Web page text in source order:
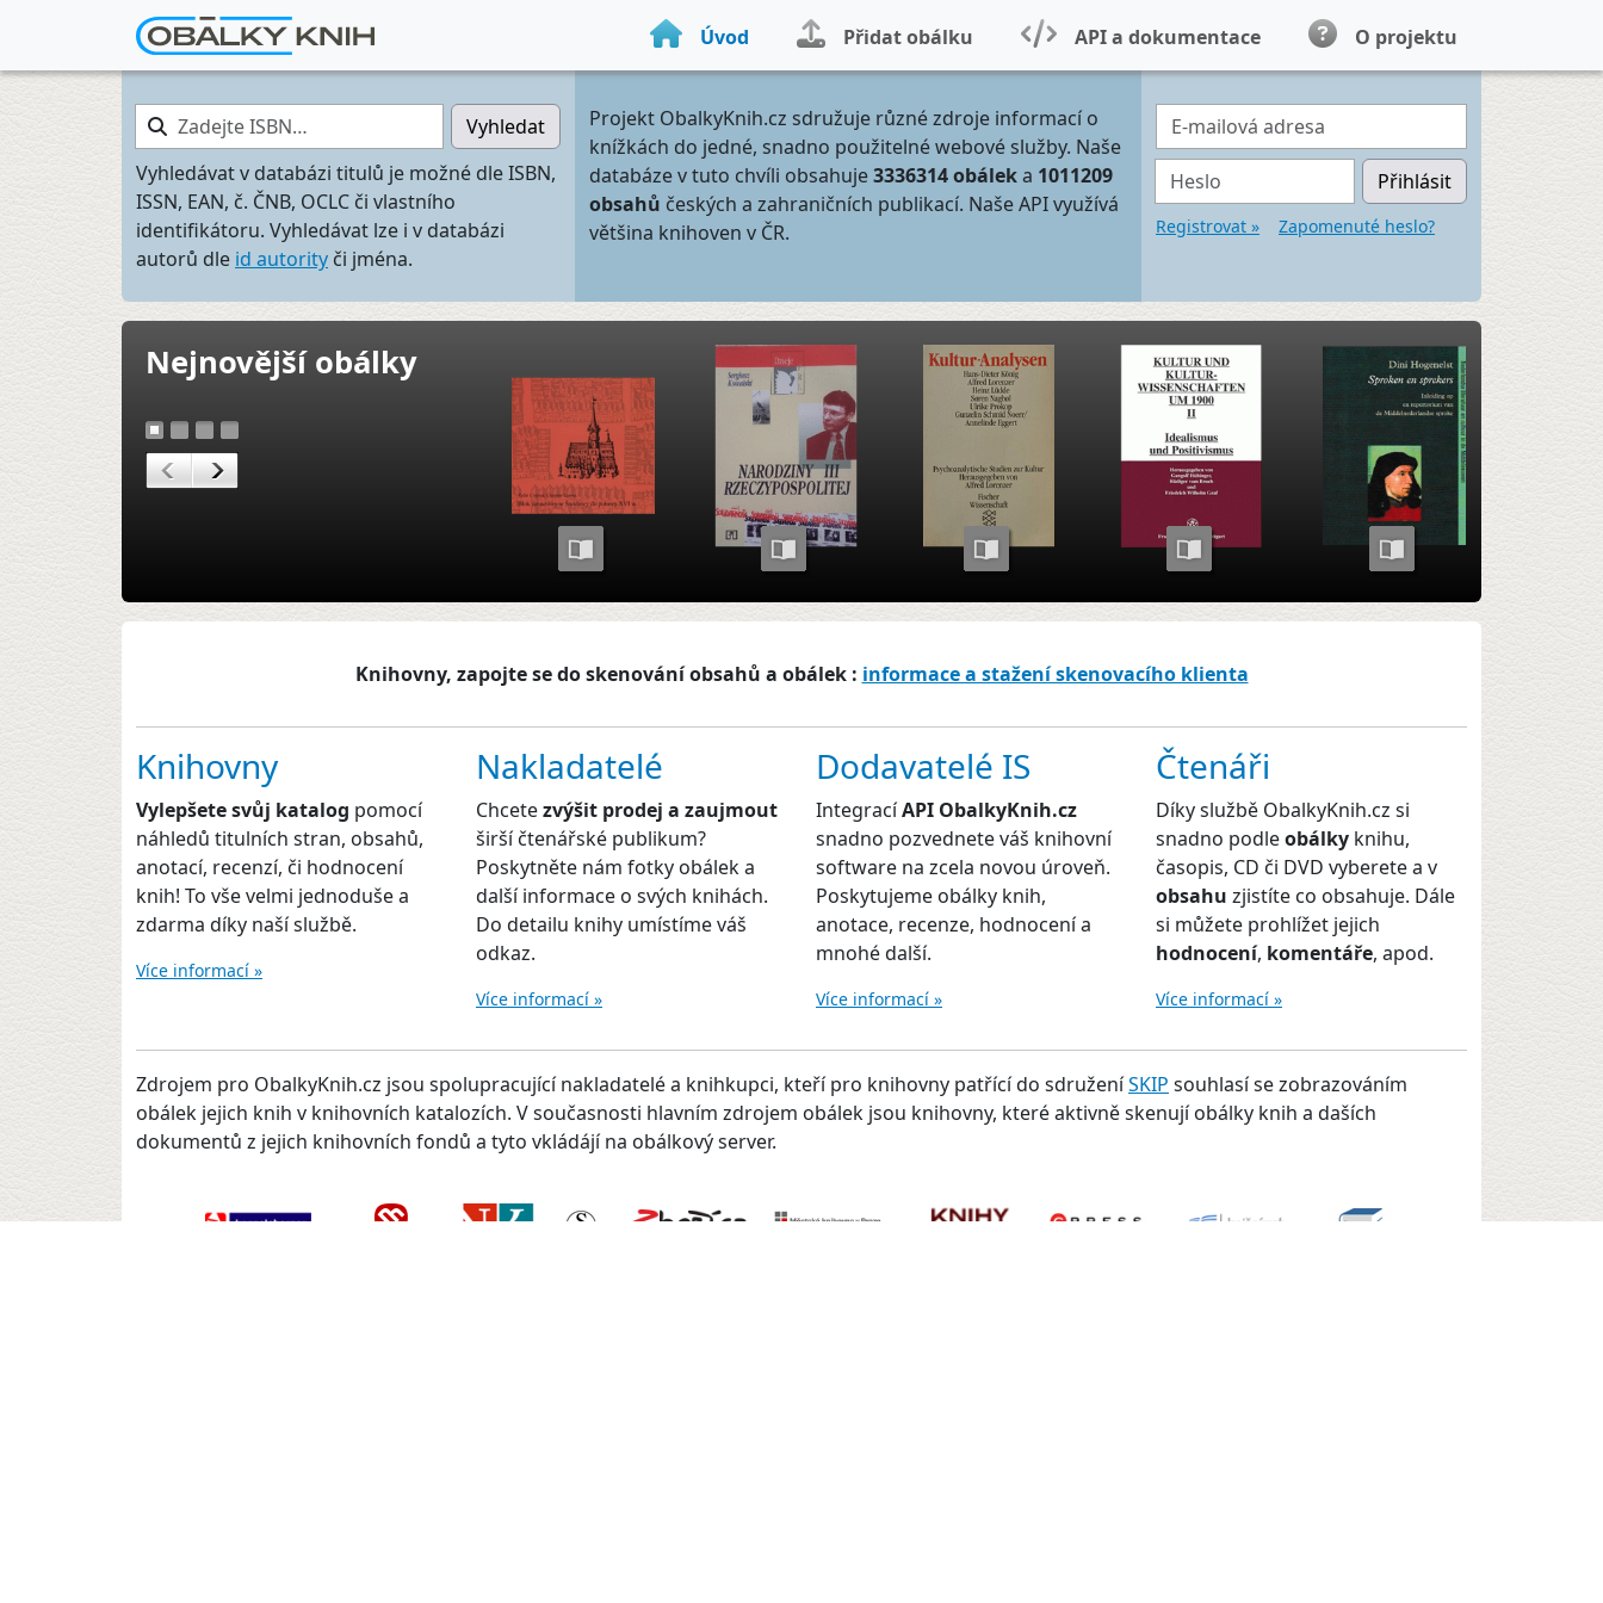
Úvod Přidat obálku API a dokumentace O projektu
Zadejte ISBN…
Vyhledat
Vyhledávat v databázi titulů je možné dle ISBN,
ISSN, EAN, č. ČNB, OCLC či vlastního
identifikátoru. Vyhledávat lze i v databázi
autorů dle id autority či jména.
Projekt ObalkyKnih.cz sdružuje různé zdroje informací o
knížkách do jedné, snadno použitelné webové služby. Naše
databáze v tuto chvíli obsahuje3336314 obáleka 1011209
obsahů českých a zahraničních publikací. Naše API využívá
většina knihoven v ČR.
E-mailová adresa
Heslo Přihlásit
Registrovat » Zapomenuté heslo?
Nejnovější obálky
1 2 3 4
<
>
Knihovny, zapojte se do skenování obsahů a obálek : informace a stažení skenovacího klienta
Knihovny
Vylepšete svůj katalog pomocí
náhledů titulních stran, obsahů,
anotací, recenzí, či hodnocení
knih! To vše velmi jednoduše a
zdarma díky naší službě.
Více informací »
Nakladatelé
Chcetezvýšit prodej a zaujmout
širší čtenářské publikum?
Poskytněte nám fotky obálek a
další informace o svých knihách.
Do detailu knihy umístíme váš
odkaz.
Více informací »
Dodavatelé IS
IntegracíAPI ObalkyKnih.cz
snadno pozvednete váš knihovní
software na zcela novou úroveň.
Poskytujeme obálky knih,
anotace, recenze, hodnocení a
mnohé další.
Více informací »
Čtenáři
Díky službě ObalkyKnih.cz si
snadno podleobálky knihu,
časopis, CD či DVD vyberete a v
obsahu zjistíte co obsahuje. Dále
si můžete prohlížet jejich
hodnocení, komentáře, apod.
Více informací »
Zdrojem pro ObalkyKnih.cz jsou spolupracující nakladatelé a knihkupci, kteří pro knihovny patřící do sdruženíSKIP souhlasí se zobrazováním
obálek jejich knih v knihovních katalozích. V současnosti hlavním zdrojem obálek jsou knihovny, které aktivně skenují obálky knih a daších
dokumentů z jejich knihovních fondů a tyto vkládájí na obálkový server.